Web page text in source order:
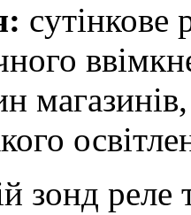
cутінкове
зонд реле